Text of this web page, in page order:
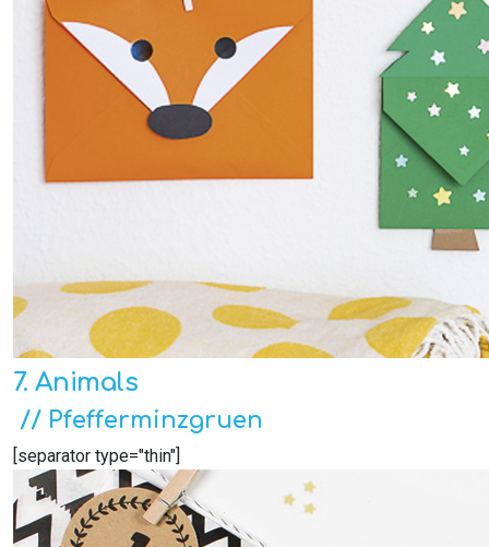
7. Animals
// Pfefferminzgruen
[separator type="thin"]